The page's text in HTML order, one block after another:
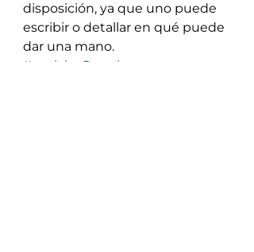
disposición, ya que uno puede
escribir o detallar en qué puede
dar una mano.
#noticiasCuqui